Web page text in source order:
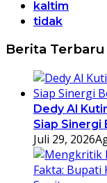
kaltim
tidak
Berita Terbaru
Dedy Al
Siap Sinergi
Juli 29, 2026